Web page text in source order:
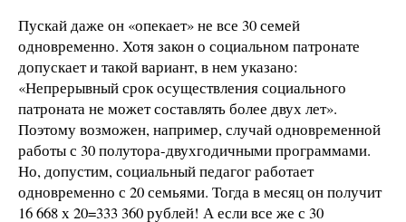
Пускай даже он «опекает» не все 30 семей
одновременно. Хотя закон о социальном патронате
допускает и такой вариант, в нем указано:
«Непрерывный срок осуществления социального
патроната не может составлять более двух лет».
Поэтому возможен, например, случай одновременной
работы с 30 полутора-двухгодичными программами.
Но, допустим, социальный педагог работает
одновременно с 20 семьями. Тогда в месяц он получит
16 668 х 20=333 360 рублей! А если все же с 30